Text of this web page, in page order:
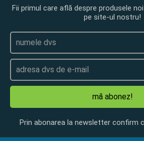
Fii primul care află despre produsele
pe site-ul nostru!
mă abonez!
Prin abonarea la newsletter confirm